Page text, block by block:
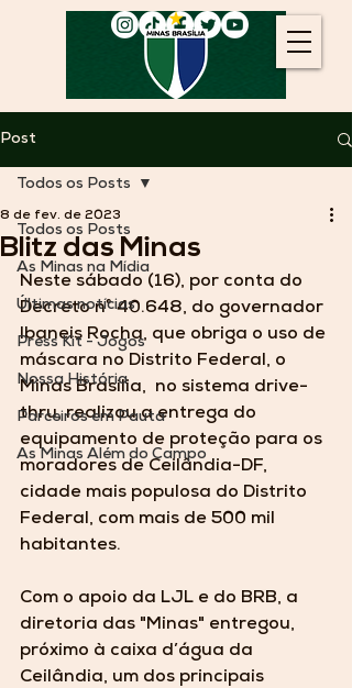
Post
Todos os Posts
As Minas na Mídia
Últimas notícias
Press Kit - Jogos
Nossa História
Parceiros em Pauta
As Minas Além do Campo
Todos os Posts
Blitz das Minas
8 de fev. de 2023
Neste sábado (16), por conta do
Decreto n° 40.648, do governador
Ibaneis Rocha, que obriga o uso de
máscara no Distrito Federal, o
Minas Brasília,  no sistema drive-
thru, realizou a entrega do
equipamento de proteção para os
moradores de Ceilândia-DF,
cidade mais populosa do Distrito
Federal, com mais de 500 mil
habitantes.
Com o apoio da LJL e do BRB, a
diretoria das "Minas" entregou,
próximo à caixa d’água da
Ceilândia, um dos principais